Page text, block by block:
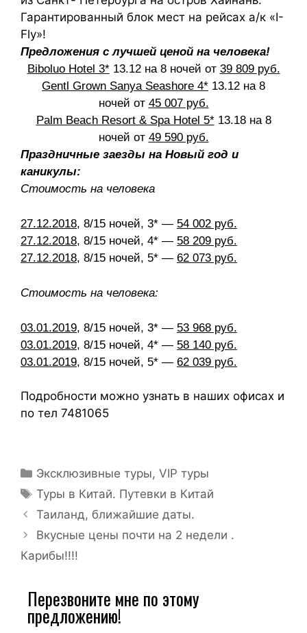
Гарантированный блок мест на рейсах а/к «I-
Fly»!
Предложения с лучшей ценой на человека!
Biboluo Hotel 3*13.12 на 8 ночей от 39 809 руб.
Gentl Grown Sanya Seashore 4* 13.12 на 8
ночей от 45 007 руб.
Palm Beach Resort & Spa Hotel 5* 13.18 на 8
ночей от 49 590 руб.
Праздничные заезды на Новый год и
каникулы:
Стоимость на человека
27.12.2018, 8/15 ночей, 3* — 54 002 руб.
27.12.2018, 8/15 ночей, 4* — 58 209 руб.
27.12.2018, 8/15 ночей, 5* — 62 073 руб.
Стоимость на человека:
03.01.2019, 8/15 ночей, 3* — 53 968 руб.
03.01.2019, 8/15 ночей, 4* — 58 140 руб.
03.01.2019, 8/15 ночей, 5* — 62 039 руб.
Подробности можно узнать в наших офисах и
по тел 7481065
Эксклюзивные туры, VIP туры
Туры в Китай. Путевки в Китай
Таиланд, ближайшие даты.
Вкусные цены почти на 2 недели .
Карибы!!!!
Перезвоните мне по этому
предложению!